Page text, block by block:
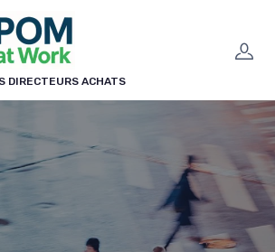
DIRECTEURS ACHATS
des cookies